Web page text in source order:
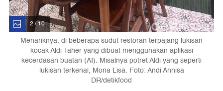
2 / 10
Menariknya, di beberapa sudut restoran terpajang lukisan
kocak Aldi Taher yang dibuat menggunakan aplikasi
kecerdasan buatan (AI). Misalnya potret Aldi yang seperti
lukisan terkenal, Mona Lisa. Foto: Andi Annisa
DR/detikfood